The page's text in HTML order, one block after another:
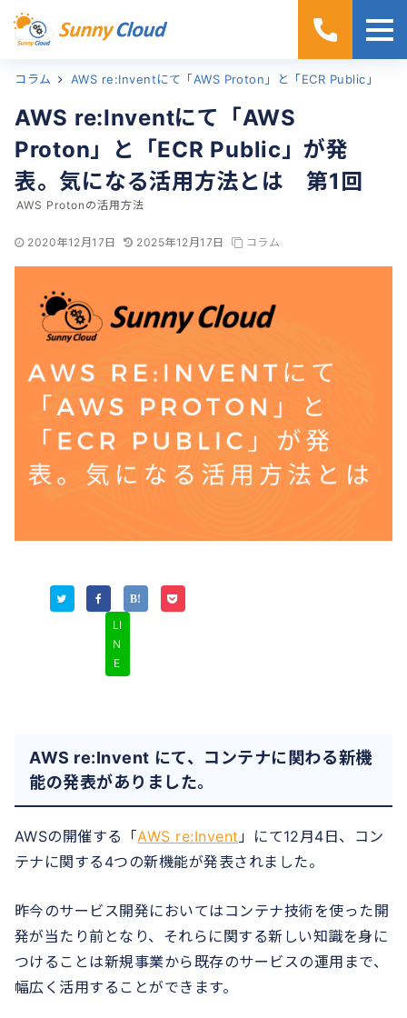
ホーム
コラム
AWS re:Inventにて「AWS
Proton」と「ECR Public」が発
表。気になる活用方法とは 第1回
AWS Protonの活用方法
2020年12月17日 2025年12月17日 コラム
LI
N
E
AWS re:Invent にて、コンテナに関わる新機
能の発表がありました。
AWSの開催する「AWS re:Invent」にて12月4日、コン
テナに関する4つの新機能が発表されました。
昨今のサービス開発においてはコンテナ技術を使った開
発が当たり前となり、それらに関する新しい知識を身に
つけることは新規事業から既存のサービスの運用まで、
幅広く活用することができます。